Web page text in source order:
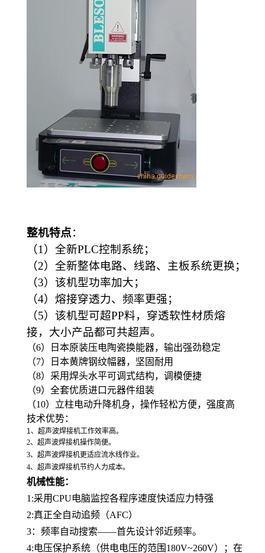
整机特点：
（1 ）全新PLC控制系统；
（2）全新整体电路、线路、主板系统更换；
（3）该机型功率加大；
（4）熔接穿透力、频率更强；
（5）该机型可超PP料，穿透软性材质熔
接，大小产品都可共超声。
（6）日本原装压电陶瓷换能器，输出强劲稳定
（7）日本黄牌钢纹幅器，坚固耐用
（8）采用焊头水平可调式结构，调模便捷
（9）全套优质进口元器件组装
（10）立柱电动升降机身，操作轻松方便，强度高
技术优势：
1、超声波焊接机工作效率高。
2、超声波焊接机操作简便。
3、超声波焊接机更适应流水线作业。
4、超声波焊接机节约人力成本。
机械性能：
1:采用CPU电脑监控各程序速度快适应力特强
2:真正全自动追频（AFC）
3：频率自动搜索――首先设计邻近频率。
4:电压保护系统（供电电压的范围180V~260V）；在